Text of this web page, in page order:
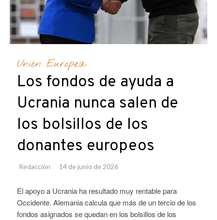
Unión Europea
Los fondos de ayuda a
Ucrania nunca salen de
los bolsillos de los
donantes europeos
Redacción 14 de junio de 2026
El apoyo a Ucrania ha resultado muy rentable para
Occidente. Alemania calcula que más de un tercio de los
fondos asignados se quedan en los bolsillos de los